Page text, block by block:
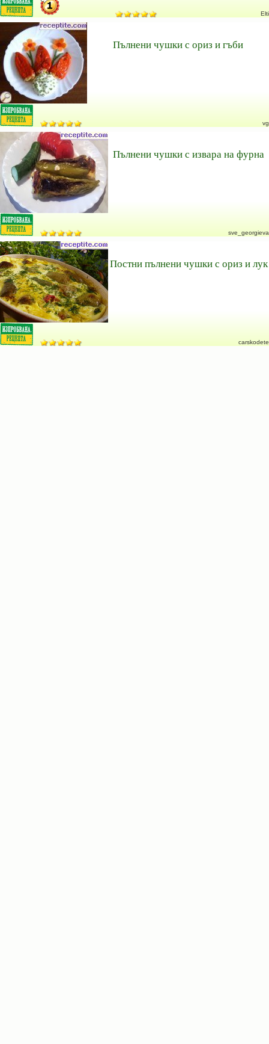
Elti
Пълнени чушки с ориз и гъби
vg
Пълнени чушки с извара на фурна
sve_georgieva
Постни пълнени чушки с ориз и лук
carskodete